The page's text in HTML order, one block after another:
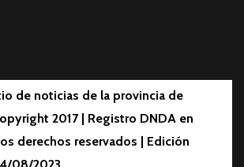
de noticias de la provincia de
2017 | Registro DNDA en
derechos reservados | Edición